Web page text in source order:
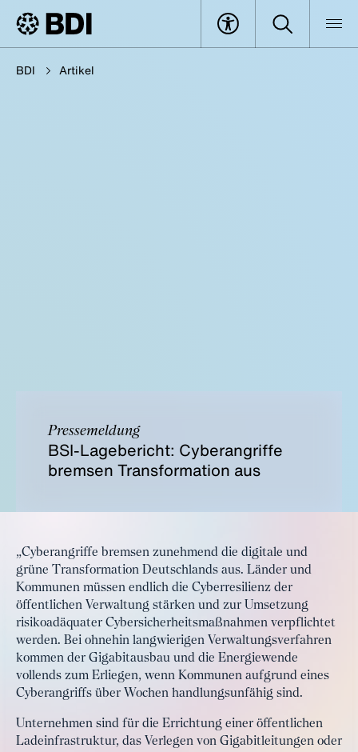
BDI Artikel
Pressemeldung
BSI-Lagebericht: Cyberangriffe
bremsen Transformation aus
„Cyberangriffe bremsen zunehmend die digitale und
grüne Transformation Deutschlands aus. Länder und
Kommunen müssen endlich die Cyberresilienz der
öffentlichen Verwaltung stärken und zur Umsetzung
risikoadäquater Cybersicherheitsmaßnahmen verpflichtet
werden. Bei ohnehin langwierigen Verwaltungsverfahren
kommen der Gigabitausbau und die Energiewende
vollends zum Erliegen, wenn Kommunen aufgrund eines
Cyberangriffs über Wochen handlungsunfähig sind.
Unternehmen sind für die Errichtung einer öffentlichen
Ladeinfrastruktur, das Verlegen von Gigabitleitungen oder